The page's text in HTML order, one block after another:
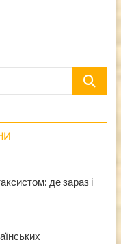
Пошук
де зараз і